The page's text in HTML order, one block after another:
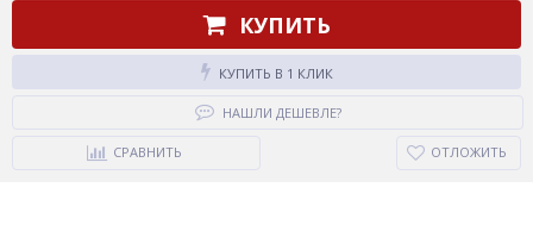
КУПИТЬ
КУПИТЬ В 1 КЛИК
НАШЛИ ДЕШЕВЛЕ?
СРАВНИТЬ ОТЛОЖИТЬ